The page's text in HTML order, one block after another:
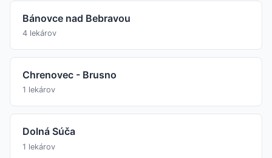
Bánovce nad Bebravou
4 lekárov
Chrenovec - Brusno
1 lekárov
Dolná Súča
1 lekárov